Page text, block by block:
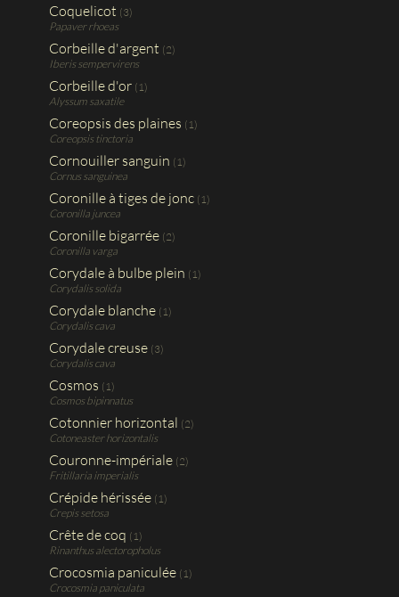
Coquelicot (3)
Papaver rhoeas
Corbeille d'argent (2)
Iberis sempervirens
Corbeille d'or (1)
Alyssum saxatile
Coreopsis des plaines (1)
Coreopsis tinctoria
Cornouiller sanguin (1)
Cornus sanguinea
Coronille à tiges de jonc (1)
Coronilla juncea
Coronille bigarrée (2)
Coronilla varga
Corydale à bulbe plein (1)
Corydalis solida
Corydale blanche (1)
Corydalis cava
Corydale creuse (3)
Corydalis cava
Cosmos (1)
Cosmos bipinnatus
Cotonnier horizontal (2)
Cotoneaster horizontalis
Couronne-impériale (2)
Fritillaria imperialis
Crépide hérissée (1)
Crepis setosa
Crête de coq (1)
Rinanthus alectoropholus
Crocosmia paniculée (1)
Crocosmia paniculata